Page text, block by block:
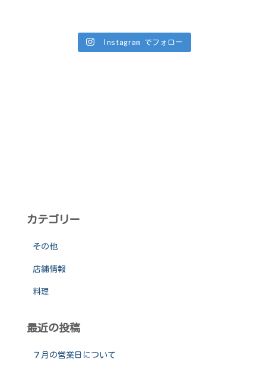
Instagram でフォロー
カテゴリー
その他
店舗情報
料理
最近の投稿
７月の営業日について